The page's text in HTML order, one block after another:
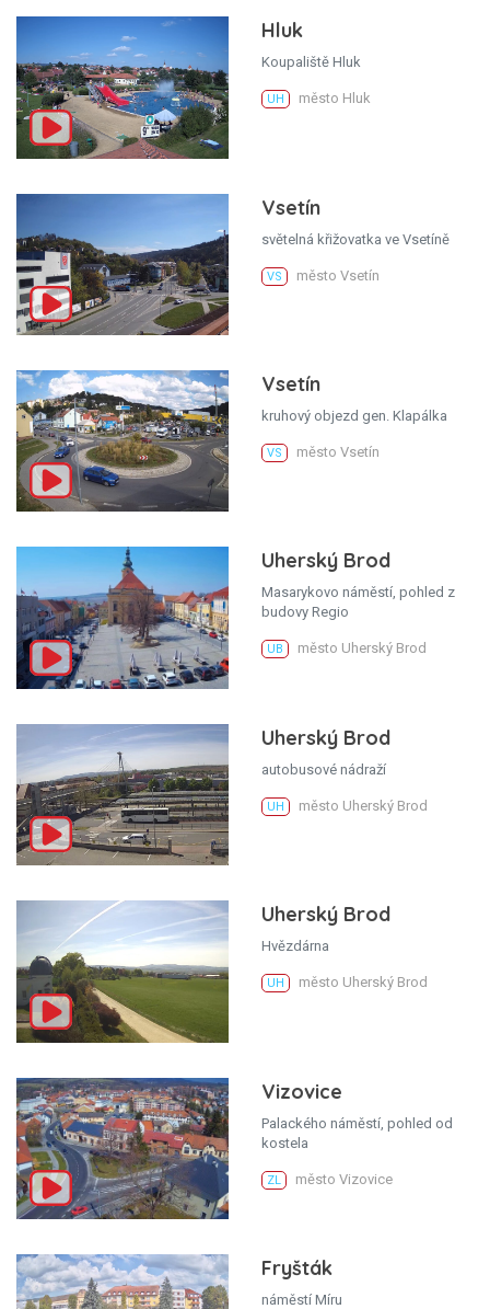
Hluk
Koupaliště Hluk
UH město Hluk
Vsetín
světelná křižovatka ve Vsetíně
VS město Vsetín
Vsetín
kruhový objezd gen. Klapálka
VS město Vsetín
Uherský Brod
Masarykovo náměstí, pohled z
budovy Regio
UB město Uherský Brod
Uherský Brod
autobusové nádraží
UH město Uherský Brod
Uherský Brod
Hvězdárna
UH město Uherský Brod
Vizovice
Palackého náměstí, pohled od
kostela
ZL město Vizovice
Fryšták
náměstí Míru